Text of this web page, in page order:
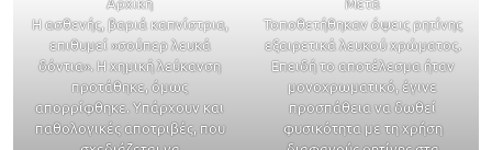
Η ασθενής, βαριά καπνίστρια,
επιθυμεί »σούπερ λευκά
δόντια». Η χημική λεύκανση
προτάθηκε, όμως
απορρίφθηκε. Υπάρχουν και
παθολογικές αποτριβές, που
Τοποθετήθηκαν όψεις ρητίνης
εξαιρετικά λευκού χρώματος.
Επειδή το αποτέλεσμα ήταν
μονοχρωματικό, έγινε
προσπάθεια να δωθεί
φυσικότητα με τη χρήση